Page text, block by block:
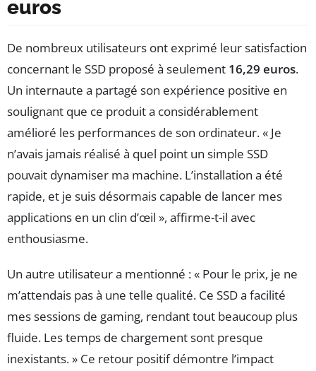
euros
De nombreux utilisateurs ont exprimé leur satisfaction
concernant le SSD proposé à seulement 16,29 euros.
Un internaute a partagé son expérience positive en
soulignant que ce produit a considérablement
amélioré les performances de son ordinateur. « Je
n’avais jamais réalisé à quel point un simple SSD
pouvait dynamiser ma machine. L’installation a été
rapide, et je suis désormais capable de lancer mes
applications en un clin d’œil », affirme-t-il avec
enthousiasme.
Un autre utilisateur a mentionné : « Pour le prix, je ne
m’attendais pas à une telle qualité. Ce SSD a facilité
mes sessions de gaming, rendant tout beaucoup plus
fluide. Les temps de chargement sont presque
inexistants. » Ce retour positif démontre l’impact